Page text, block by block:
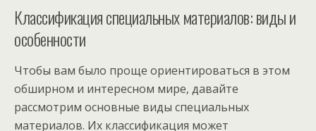
Классификация специальных материалов: виды и
особенности
Чтобы вам было проще ориентироваться в этом
обширном и интересном мире, давайте
рассмотрим основные виды специальных
материалов. Их классификация может